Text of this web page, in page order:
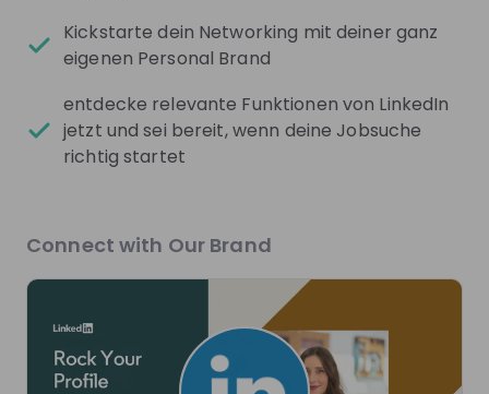
There are no upcoming live streams
Make sure to follow the company to receive their
Follow
Rock your profile! Mit deiner eigenen
Personal Brand zum Erfolg
POV: Du bist Student*in mit einem
durchschnittlichen Lebenslauf. Ein Praktikum hier,
An
Kickstarte dein Networking mit deiner ganz
eigenen Personal Brand
entdecke relevante Funktionen von LinkedIn
jetzt und sei bereit, wenn deine Jobsuche
richtig startet
Connect with Our Brand